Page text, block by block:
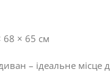
68 × 65 см
– ідеальне місце